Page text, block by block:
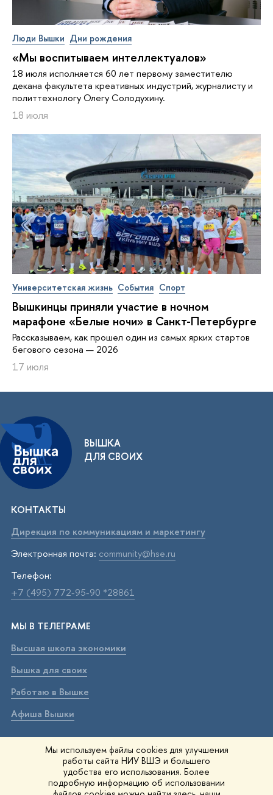
Мы используем файлы cookies для улучшения
работы сайта НИУ ВШЭ и большего
удобства его использования. Более
подробную информацию об использовании
Люди Вышки Дни рождения
«Мы воспитываем интеллектуалов»
18 июля исполняется 60 лет первому заместителю
декана факультета креативных индустрий, журналисту и
политтехнологу Олегу Солодухину.
18 июля
Университетская жизнь События Спорт
Вышкинцы приняли участие в ночном
марафоне «Белые ночи» в Санкт-Петербурге
Рассказываем, как прошел один из самых ярких стартов
бегового сезона — 2026
17 июля
ВЫШКА
ДЛЯ СВОИХ
КОНТАКТЫ
Дирекция по коммуникациям и маркетингу
Электронная почта: community@hse.ru
Телефон:
+7 (495) 772-95-90 *28861
МЫ В ТЕЛЕГРАМЕ
Высшая школа экономики
Вышка для своих
Работаю в Вышке
Афиша Вышки
ВЫШКА В МАХ
Высшая школа экономики
Вышка для своих